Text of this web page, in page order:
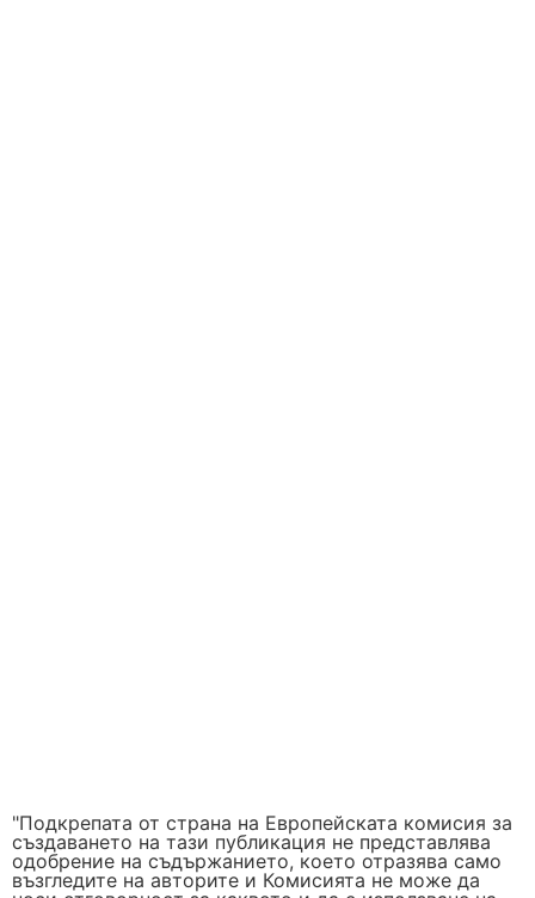
"Подкрепата от страна на Европейската комисия за
създаването на тази публикация не представлява
одобрение на съдържанието, което отразява само
възгледите на авторите и Комисията не може да